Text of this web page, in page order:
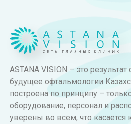
ASTANA VISION – это
будущее офтальмологии
построена по принципу –
оборудование, персонал и
уверены во всем, что касается